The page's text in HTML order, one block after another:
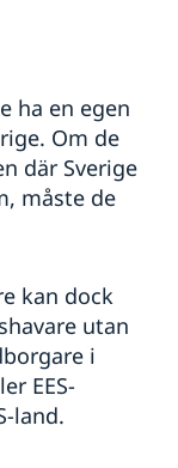
ha en egen
Om de
där Sverige
måste de
kan dock
utan
i
EES-
land.